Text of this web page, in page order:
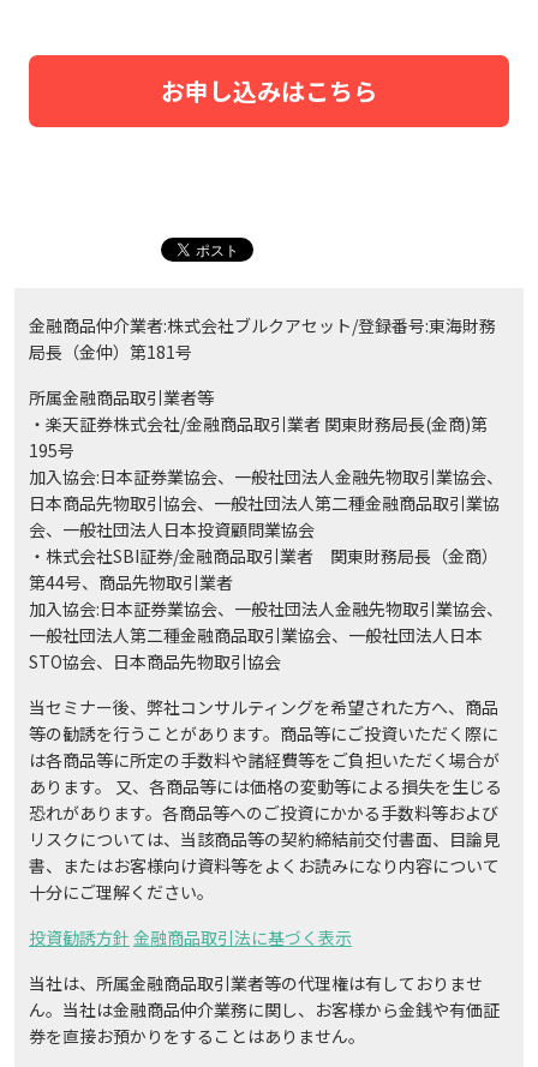
お申し込みはこちら
金融商品仲介業者:株式会社ブルクアセット/登録番号:東海財務
局長（金仲）第181号
所属金融商品取引業者等
・楽天証券株式会社/金融商品取引業者 関東財務局長(金商)第
195号
加入協会:日本証券業協会、一般社団法人金融先物取引業協会、
日本商品先物取引協会、一般社団法人第二種金融商品取引業協
会、一般社団法人日本投資顧問業協会
・株式会社SBI証券/金融商品取引業者 関東財務局長（金商）
第44号、商品先物取引業者
加入協会:日本証券業協会、一般社団法人金融先物取引業協会、
一般社団法人第二種金融商品取引業協会、一般社団法人日本
STO協会、日本商品先物取引協会
当セミナー後、弊社コンサルティングを希望された方へ、商品
等の勧誘を行うことがあります。商品等にご投資いただく際に
は各商品等に所定の手数料や諸経費等をご負担いただく場合が
あります。 又、各商品等には価格の変動等による損失を生じる
恐れがあります。各商品等へのご投資にかかる手数料等および
リスクについては、当該商品等の契約締結前交付書面、目論見
書、またはお客様向け資料等をよくお読みになり内容について
十分にご理解ください。
投資勧誘方針 金融商品取引法に基づく表示
当社は、所属金融商品取引業者等の代理権は有しておりませ
ん。当社は金融商品仲介業務に関し、お客様から金銭や有価証
券を直接お預かりをすることはありません。